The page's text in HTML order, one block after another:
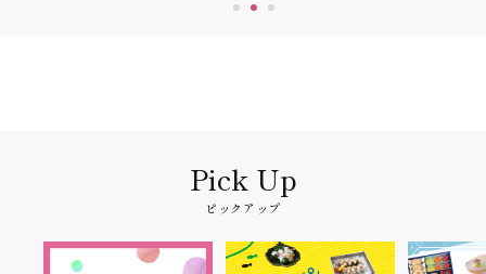
ピックアップ